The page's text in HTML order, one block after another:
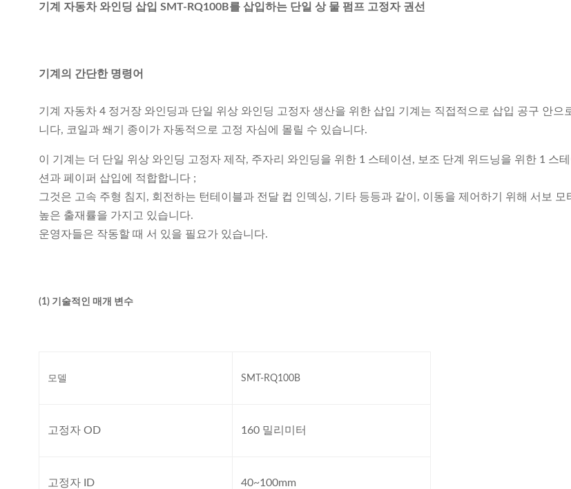
기계 자동차 와인딩 삽입 SMT-RQ100B를 삽입하는 단일 상 물 펌프 고정자 권선
기계의 간단한 명령어
기계 자동차 4 정거장 와인딩과 단일 위상 와인딩 고정자 생산을 위한 삽입 기계는 직접적으로 삽입 공구 안
니다, 코일과 쐐기 종이가 자동적으로 고정 자심에 몰릴 수 있습니다.
이 기계는 더 단일 위상 와인딩 고정자 제작, 주자리 와인딩을 위한 1 스테이션, 보조 단계 위드닝을 위한 1 스
션과 페이퍼 삽입에 적합합니다 ;
그것은 고속 주형 침지, 회전하는 턴테이블과 전달 컵 인덱싱, 기타 등등과 같이, 이동을 제어하기 위해 서보
높은 출재률을 가지고 있습니다.
운영자들은 작동할 때 서 있을 필요가 있습니다.
(1) 기술적인 매개 변수
모델 SMT-RQ100B
고정자 OD 160 밀리미터
고정자 ID 40~100mm